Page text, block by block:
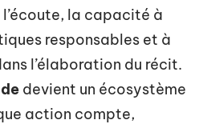
l’écoute, la capacité à
responsables et à
l’élaboration du récit.
devient un écosystème
action compte,